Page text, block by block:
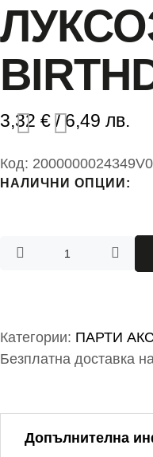
3,32 € / 6,49 лв.
Код:
НАЛИЧНИ ОПЦИИ:
Категории: ПАРТИ
Безплатна доставка
Допълнителна